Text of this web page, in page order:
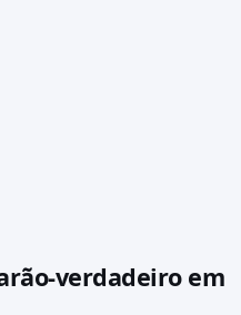
verdadeiro em